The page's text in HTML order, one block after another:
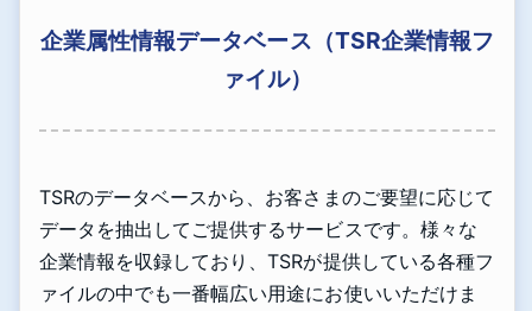
企業属性情報データベース（TSR企業情報フ
ァイル）
TSRのデータベースから、お客さまのご要望に応じて
データを抽出してご提供するサービスです。様々な
企業情報を収録しており、TSRが提供している各種フ
ァイルの中でも一番幅広い用途にお使いいただけま